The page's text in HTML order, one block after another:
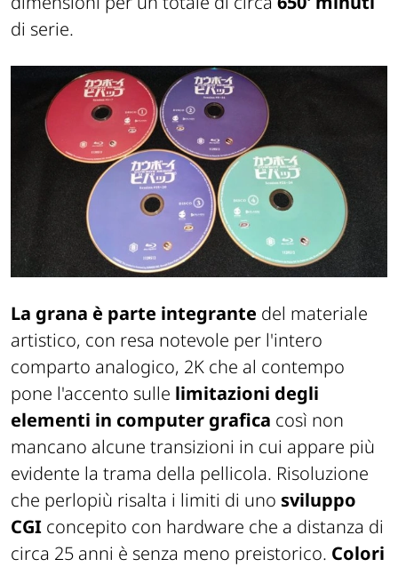
di serie.
La grana è parte integrante del materiale
artistico, con resa notevole per l'intero
comparto analogico, 2K che al contempo
pone l'accento sulle limitazioni degli
elementi in computer grafica così non
mancano alcune transizioni in cui appare più
evidente la trama della pellicola. Risoluzione
che perlopiù risalta i limiti di uno sviluppo
CGI concepito con hardware che a distanza di
circa 25 anni è senza meno preistorico. Colori